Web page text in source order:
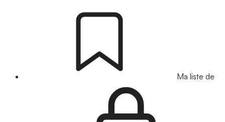
Ma liste de